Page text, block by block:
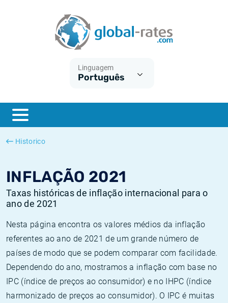
Linguagem
Português
Historico
INFLAÇÃO 2021
Taxas históricas de inflação internacional para o
ano de 2021
Nesta página encontra os valores médios da inflação
referentes ao ano de 2021 de um grande número de
países de modo que se podem comparar com facilidade.
Dependendo do ano, mostramos a inflação com base no
IPC (índice de preços ao consumidor) e no IHPC (índice
harmonizado de preços ao consumidor). O IPC é muitas
ESTER
SONIA
O que é a inflação do IPC?
O que é a inflação do IHPC?
Inflação Estados Unidos
Inflação Europa
Taxas Euribor históricas
Taxas ESTER históricas
Taxas SONIA históricas
Taxas TONAR históricas
Calculadora de inflação